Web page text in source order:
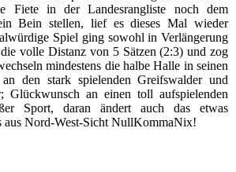
Fiete in der Landesrangliste noch dem
Bein stellen, lief es dieses Mal wieder
Spiel ging sowohl in Verlängerung
volle Distanz von 5 Sätzen (2:3) und zog
mindestens die halbe Halle in seinen
den stark spielenden Greifswalder und
Glückwunsch an einen toll aufspielenden
Sport, daran ändert auch das etwas
aus Nord-West-Sicht NullKommaNix!